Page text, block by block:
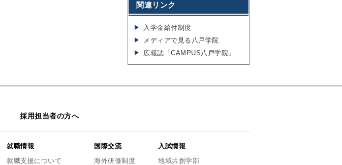
関連リンク
入学金給付制度
メディアで見る八戸学院
広報誌「CAMPUS八戸学院」
採用担当者の方へ
就職情報
就職支援について
国際交流
海外研修制度
入試情報
地域共創学部